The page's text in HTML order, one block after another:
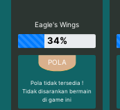
Eagle's Wings
34%
Pola tidak tersedia !
Tidak disarankan bermain
di game ini